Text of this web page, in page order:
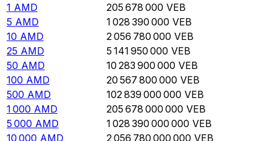
1 AMD 205 678 000 VEB
5 AMD 1 028 390 000 VEB
10 AMD 2 056 780 000 VEB
25 AMD 5 141 950 000 VEB
50 AMD 10 283 900 000 VEB
100 AMD 20 567 800 000 VEB
500 AMD 102 839 000 000 VEB
1 000 AMD 205 678 000 000 VEB
5 000 AMD 1 028 390 000 000 VEB
10 000 AMD 2 056 780 000 000 VEB